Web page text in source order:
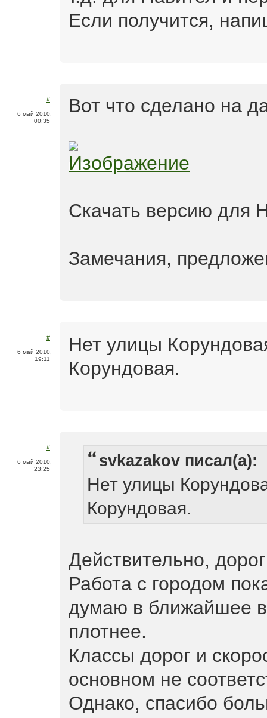
Если получится,
#
6 май 2010,
00:35
Вот что сделано на
Скачать версию для
Замечания,
#
6 май 2010,
19:11
Нет улицы
Корундовая.
#
6 май 2010,
23:25
svkazakov писал(а):
Нет улицы
Корундовая.
Действительно,
Работа с городом
думаю в ближайшее
плотнее.
Классы дорог и
основном не
Однако, спасибо